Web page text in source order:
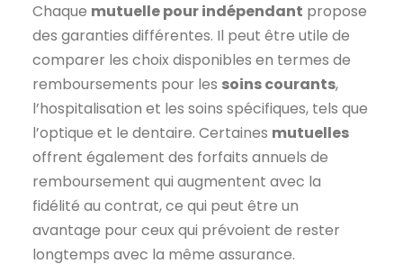
Chaque mutuelle pour indépendant propose
des garanties différentes. Il peut être utile de
comparer les choix disponibles en termes de
remboursements pour les soins courants,
l’hospitalisation et les soins spécifiques, tels que
l’optique et le dentaire. Certaines mutuelles
offrent également des forfaits annuels de
remboursement qui augmentent avec la
fidélité au contrat, ce qui peut être un
avantage pour ceux qui prévoient de rester
longtemps avec la même assurance.